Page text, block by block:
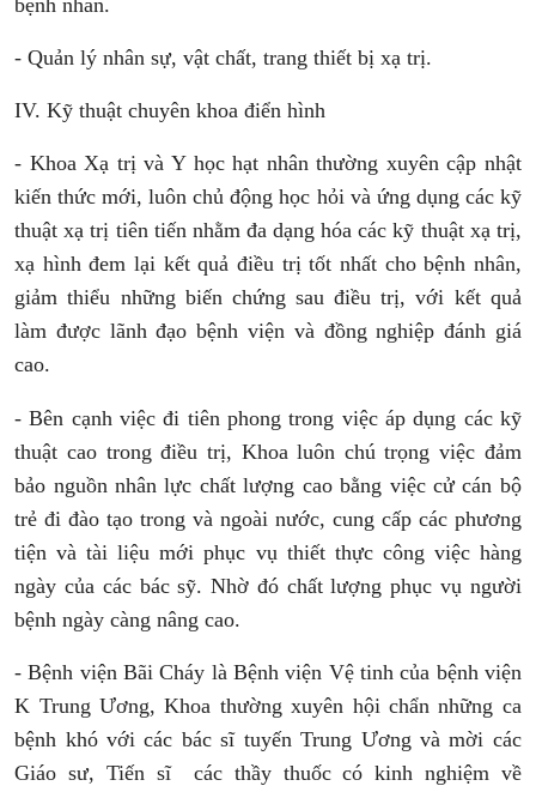
- Quản lý nhân sự, vật chất, trang thiết bị xạ trị.
IV. Kỹ thuật chuyên khoa điển hình
- Khoa Xạ trị và Y học hạt nhân thường xuyên cập nhật
kiến thức mới, luôn chủ động học hỏi và ứng dụng các kỹ
thuật xạ trị tiên tiến nhằm đa dạng hóa các kỹ thuật xạ trị,
xạ hình đem lại kết quả điều trị tốt nhất cho bệnh nhân,
giảm thiểu những biến chứng sau điều trị, với kết quả
làm được lãnh đạo bệnh viện và đồng nghiệp đánh giá
cao.
- Bên cạnh việc đi tiên phong trong việc áp dụng các kỹ
thuật cao trong điều trị, Khoa luôn chú trọng việc đảm
bảo nguồn nhân lực chất lượng cao bằng việc cử cán bộ
trẻ đi đào tạo trong và ngoài nước, cung cấp các phương
tiện và tài liệu mới phục vụ thiết thực công việc hàng
ngày của các bác sỹ. Nhờ đó chất lượng phục vụ người
bệnh ngày càng nâng cao.
- Bệnh viện Bãi Cháy là Bệnh viện Vệ tinh của bệnh viện
K Trung Ương, Khoa thường xuyên hội chẩn những ca
bệnh khó với các bác sĩ tuyến Trung Ương và mời các
Giáo sư, Tiến sĩ các thầy thuốc có kinh nghiệm về